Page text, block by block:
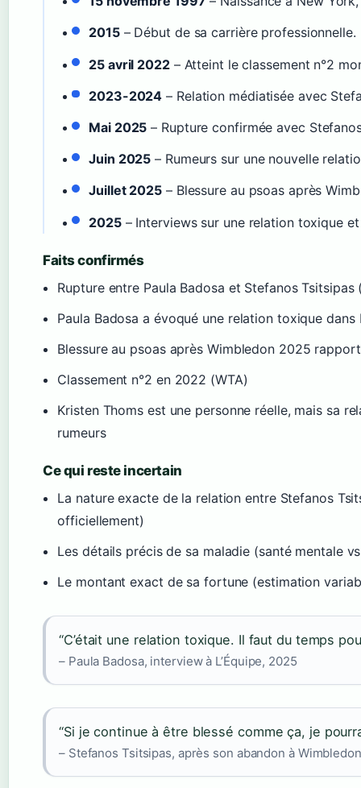
2015– Début de sa carrière professionnelle.
25 avril 2022– Atteint le classement n°2
2023-2024 – Relation médiatisée avec
Mai 2025 – Rupture confirmée avec
Juin 2025 – Rumeurs sur une nouvelle
Juillet 2025 – Blessure au psoas après
2025– Interviews sur une relation toxique
Faits confirmés
Rupture entre Paula Badosa et Stefanos
Paula Badosa a évoqué une relation toxique dans
Blessure au psoas après Wimbledon 2025
Classement n°2 en 2022 (WTA)
Kristen Thoms est une personne réelle, mais sa
rumeurs
Ce qui reste incertain
La nature exacte de la relation entre Stefanos
officiellement)
Les détails précis de sa maladie (santé mentale
Le montant exact de sa fortune (estimation
“C’était une relation toxique. Il faut du temps
– Paula Badosa, interview à L’Équipe, 2025
“Si je continue à être blessé comme ça, je
– Stefanos Tsitsipas, après son abandon à